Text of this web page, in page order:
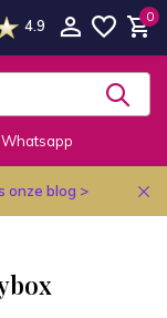
4.9
0
onze blog >